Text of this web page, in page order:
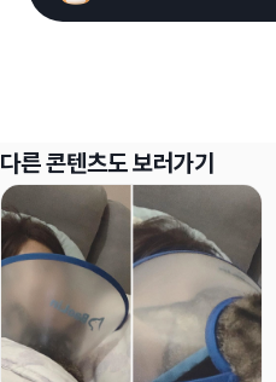
다른 콘텐츠도 보러가기